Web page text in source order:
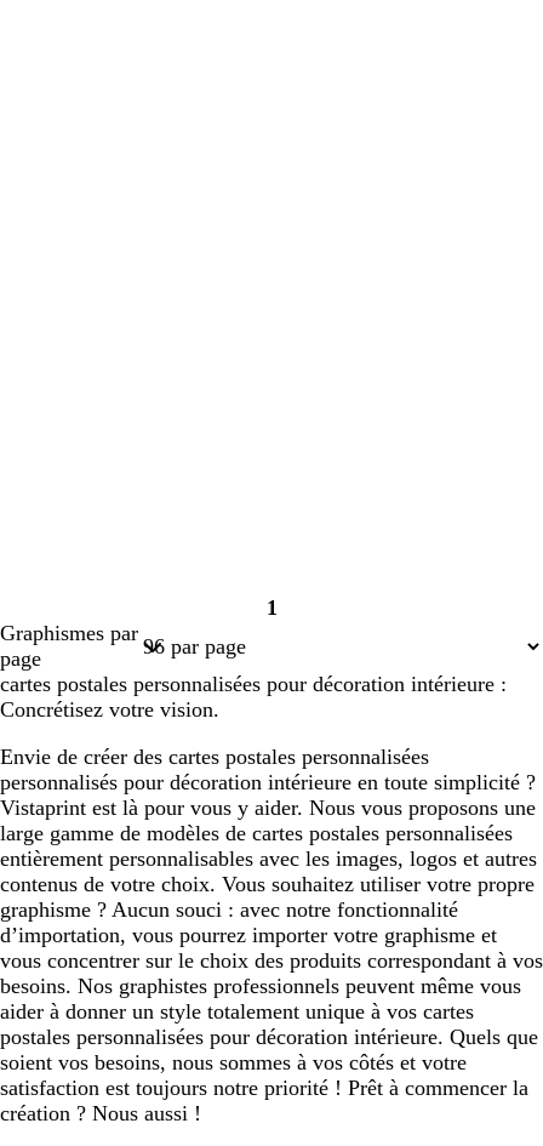
Page
1
Graphismes par
page
cartes postales personnalisées pour décoration intérieure :
Concrétisez votre vision.
Envie de créer des cartes postales personnalisées
personnalisés pour décoration intérieure en toute simplicité ?
Vistaprint est là pour vous y aider. Nous vous proposons une
large gamme de modèles de cartes postales personnalisées
entièrement personnalisables avec les images, logos et autres
contenus de votre choix. Vous souhaitez utiliser votre propre
graphisme ? Aucun souci : avec notre fonctionnalité
d’importation, vous pourrez importer votre graphisme et
vous concentrer sur le choix des produits correspondant à vos
besoins. Nos graphistes professionnels peuvent même vous
aider à donner un style totalement unique à vos cartes
postales personnalisées pour décoration intérieure. Quels que
soient vos besoins, nous sommes à vos côtés et votre
satisfaction est toujours notre priorité ! Prêt à commencer la
création ? Nous aussi !